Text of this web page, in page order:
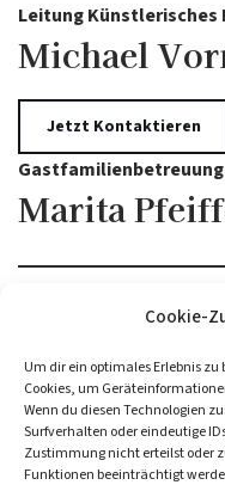
Cookie-
Um dir ein optimales Erlebnis
Cookies, um
Wenn du diesen Technologien
Surfverhalten oder eindeutige
Zustimmung nicht erteilst oder
Funktionen beeinträchtigt
Leitung Künstlerisches
Michael
Jetzt Kontaktieren
Gastfamilienbetreuung
Marita